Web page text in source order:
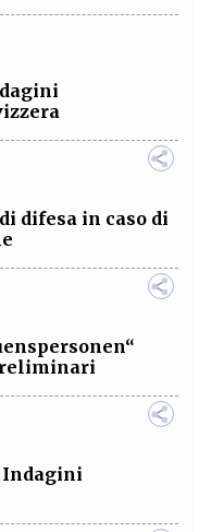
difesa in caso di
Indagini